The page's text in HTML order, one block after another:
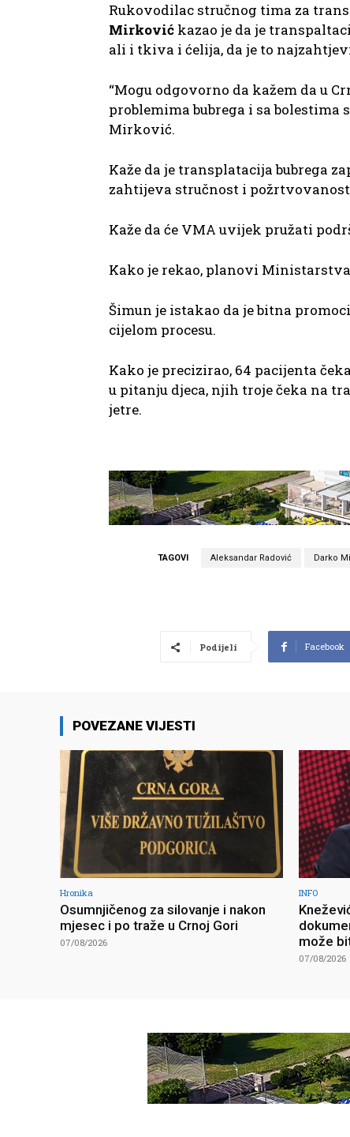
Rukovodilac stručnog tima za
Mirković kazao je da je
ali i tkiva i ćelija, da je to
“Mogu odgovorno da kažem da u
problemima bubrega i sa
Mirković.
Kaže da je transplatacija bubrega
zahtijeva stručnost i
Kaže da će VMA uvijek pružati
Kako je rekao, planovi
Šimun je istakao da je bitna
cijelom procesu.
Kako je precizirao, 64 pacijenta
u pitanju djeca, njih troje čeka na
jetre.
TAGOVI Aleksandar Radović Darko
Podijeli Facebook
POVEZANE VIJESTI
Hronika
Osumnjičenog za silovanje i nakon
mjesec i po traže u Crnoj Gori
07/08/2026
INFO
može
07/08/2026